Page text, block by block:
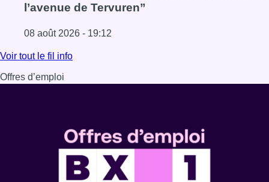
l’avenue de Tervuren”
08 août 2026 - 19:12
Lire l'article Marathon de contrôles de vitesse ce week-
Voir tout le fil info
Offres d’emploi